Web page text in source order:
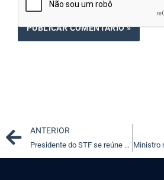
Prev
ANTERIOR
Presidente do STF se reúne com magistrados das Justiças do Trabalho e Federal em Recife (PE)